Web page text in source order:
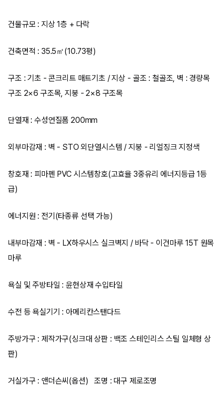
건물규모 : 지상 1층 + 다락
건축면적 : 35.5㎡(10.73평)
구조 : 기초 - 콘크리트 매트기초 / 지상 - 골조 : 철골조, 벽 : 경량목
구조 2×6 구조목, 지붕 - 2×8 구조목
단열재 : 수성연질폼 200mm
외부마감재 : 벽 - STO 외단열시스템 / 지붕 - 리얼징크 지정색
창호재 : 피마펜 PVC 시스템창호(고효율 3중유리 에너지등급 1등
급)
에너지원 : 전기(타종류 선택 가능)
내부마감재 : 벽 - LX하우시스 실크벽지 / 바닥 - 이건마루 15T 원목
마루
욕실 및 주방타일 : 윤현상재 수입타일
수전 등 욕실기기 : 아메리칸스탠다드
주방가구 : 제작가구(싱크대 상판 : 백조 스테인리스 스틸 일체형 상
판)
거실가구 : 앤더슨씨(옵션) 조명 : 대구 제로조명